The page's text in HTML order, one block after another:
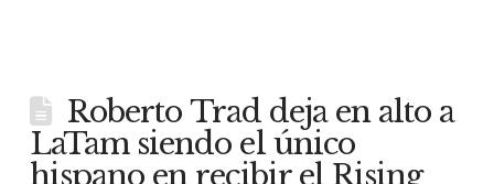
Roberto Trad deja en alto a
LaTam siendo el único
hispano en recibir el Rising